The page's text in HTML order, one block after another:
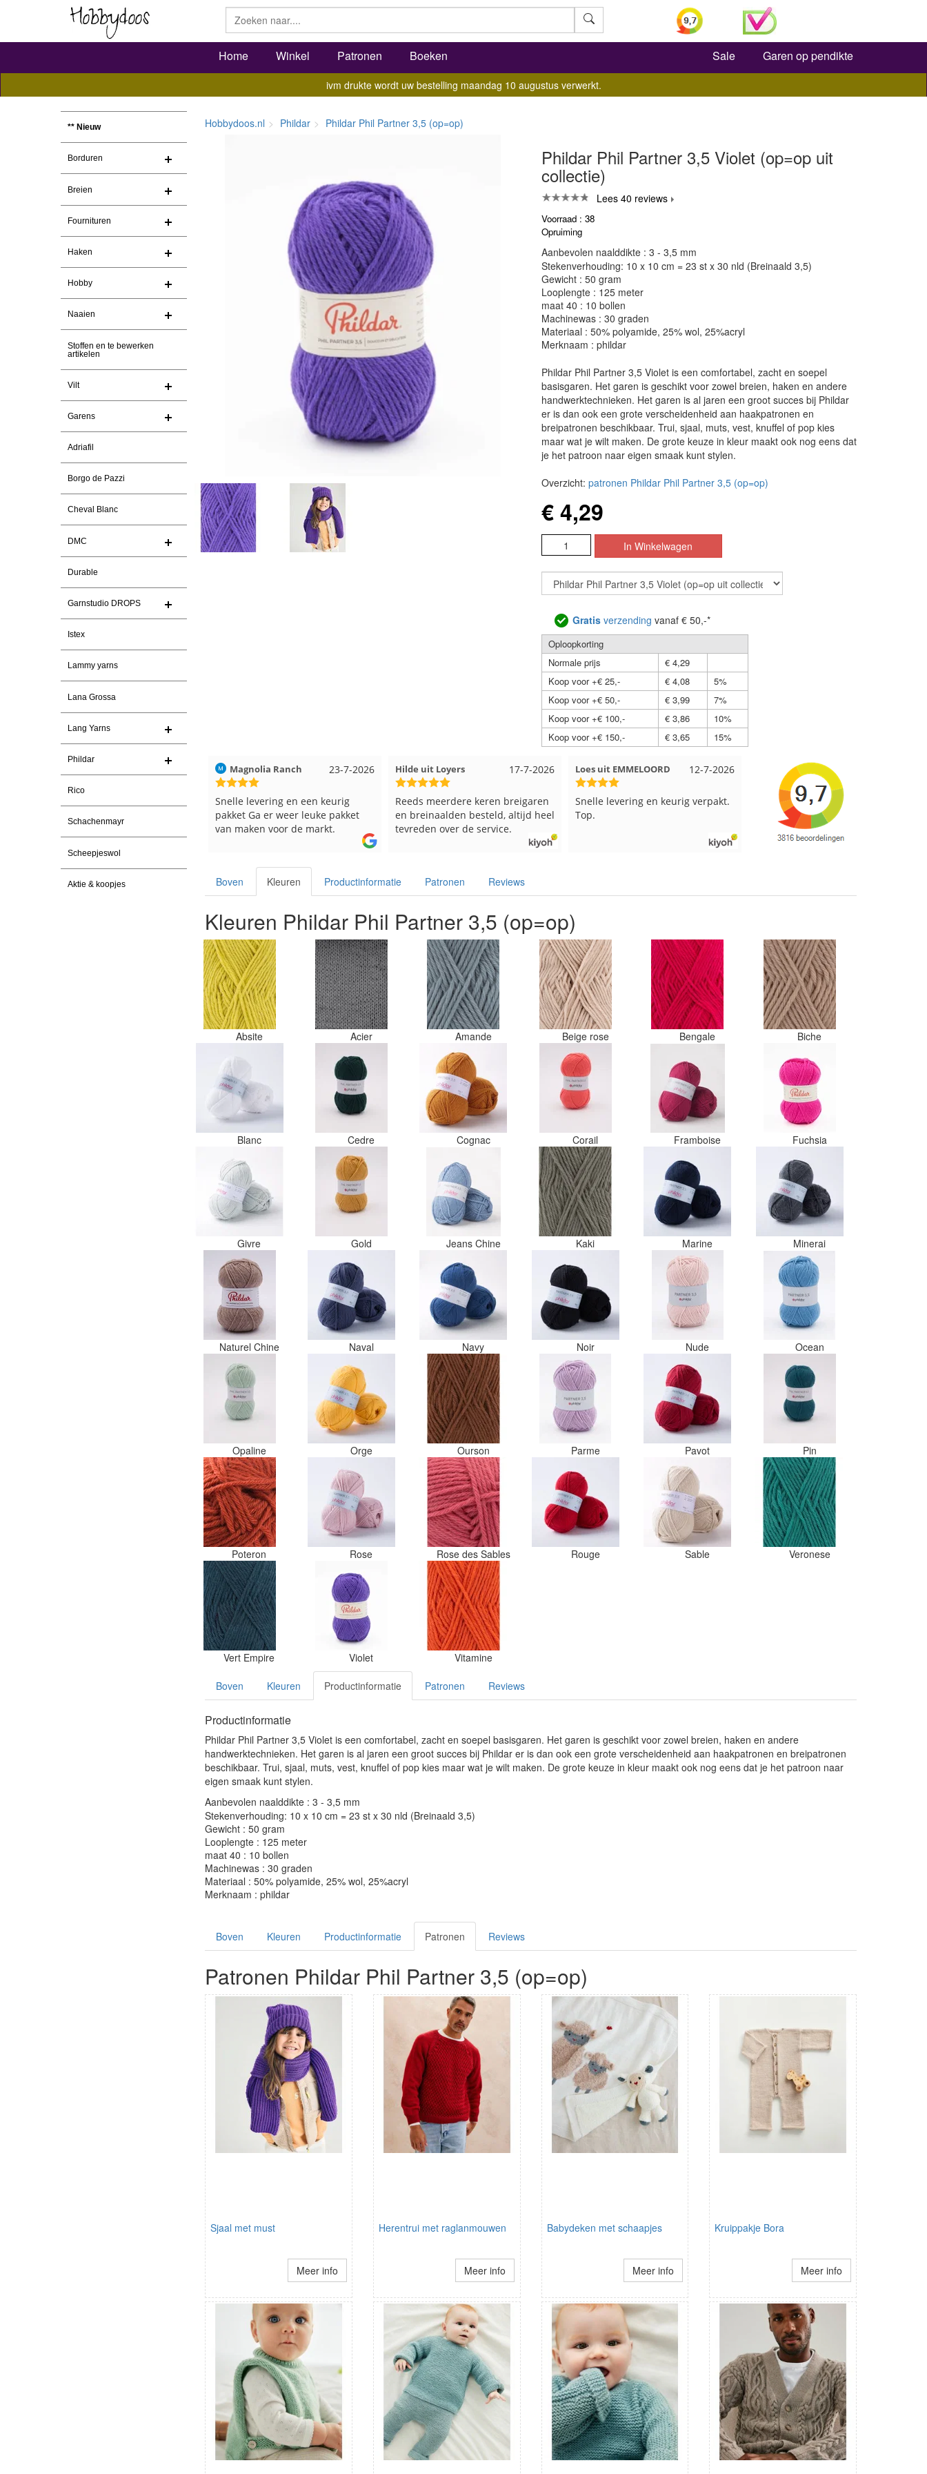
Zoeken
Home Winkel Patronen Boeken Sale Garen op pendikte
ivm drukte wordt uw bestelling maandag 10 augustus verwerkt.
** Nieuw
Borduren
Breien
Fournituren
Haken
Hobby
Naaien
Stoffen en te bewerken
artikelen
Vilt
Garens
Adriafil
Borgo de Pazzi
Cheval Blanc
DMC
Durable
Garnstudio DROPS
Istex
Lammy yarns
Lana Grossa
Lang Yarns
Phildar
Rico
Schachenmayr
Scheepjeswol
Aktie & koopjes
Hobbydoos.nl Phildar Phildar Phil Partner 3,5 (op=op)
Phildar Phil Partner 3,5 Violet (op=op uit
collectie)
Lees 40 reviews
Voorraad : 38
Opruiming
Aanbevolen naalddikte : 3 - 3,5 mm
Stekenverhouding: 10 x 10 cm = 23 st x 30 nld (Breinaald 3,5)
Gewicht : 50 gram
Looplengte : 125 meter
maat 40 : 10 bollen
Machinewas : 30 graden
Materiaal : 50% polyamide, 25% wol, 25%acryl
Merknaam : phildar
Phildar Phil Partner 3,5 Violet is een comfortabel, zacht en soepel
basisgaren. Het garen is geschikt voor zowel breien, haken en andere
handwerktechnieken. Het garen is al jaren een groot succes bij Phildar
er is dan ook een grote verscheidenheid aan haakpatronen en
breipatronen beschikbaar. Trui, sjaal, muts, vest, knuffel of pop kies
maar wat je wilt maken. De grote keuze in kleur maakt ook nog eens dat
je het patroon naar eigen smaak kunt stylen.
Overzicht: patronen Phildar Phil Partner 3,5 (op=op)
€ 4,29
Gratisverzending vanaf € 50,-*
Oploopkorting
Normale prijs
€ 4,29
Koop voor +€ 25,-
€ 4,08
5%
Koop voor +€ 50,-
€ 3,99
7%
Koop voor +€ 100,-
€ 3,86
10%
Koop voor +€ 150,-
€ 3,65 15%
23-7-2026
Magnolia Ranch
Snelle levering en een keurig
pakket Ga er weer leuke pakket
van maken voor de markt.
17-7-2026
Hilde uit Loyers
Reeds meerdere keren breigaren
en breinaalden besteld, altijd heel
tevreden over de service.
12-7-2026
Loes uit EMMELOORD
Snelle levering en keurig verpakt.
Top.
Nell uit Beuningen
Goed verpakt en snelgeleverd
Boven Kleuren Productinformatie Patronen Reviews
Kleuren Phildar Phil Partner 3,5 (op=op)
Absite Acier Amande Beige rose Bengale Biche
Blanc Cedre Cognac Corail Framboise Fuchsia
Givre Gold Jeans Chine Kaki Marine Minerai
Naturel Chine Naval Navy Noir Nude Ocean
Opaline Orge Ourson Parme Pavot Pin
Poteron Rose Rose des Sables Rouge Sable Veronese
Vert Empire Violet Vitamine
Boven Kleuren Productinformatie Patronen Reviews
Productinformatie
Phildar Phil Partner 3,5 Violet is een comfortabel, zacht en soepel basisgaren. Het garen is geschikt voor zowel breien, haken en andere
handwerktechnieken. Het garen is al jaren een groot succes bij Phildar er is dan ook een grote verscheidenheid aan haakpatronen en breipatronen
beschikbaar. Trui, sjaal, muts, vest, knuffel of pop kies maar wat je wilt maken. De grote keuze in kleur maakt ook nog eens dat je het patroon naar
eigen smaak kunt stylen.
Aanbevolen naalddikte : 3 - 3,5 mm
Stekenverhouding: 10 x 10 cm = 23 st x 30 nld (Breinaald 3,5)
Gewicht : 50 gram
Looplengte : 125 meter
maat 40 : 10 bollen
Machinewas : 30 graden
Materiaal : 50% polyamide, 25% wol, 25%acryl
Merknaam : phildar
Boven Kleuren Productinformatie Patronen Reviews
Patronen Phildar Phil Partner 3,5 (op=op)
Sjaal met must
Meer info
Herentrui met raglanmouwen
Meer info
Babydeken met schaapjes
Meer info
Kruippakje Bora
Meer info